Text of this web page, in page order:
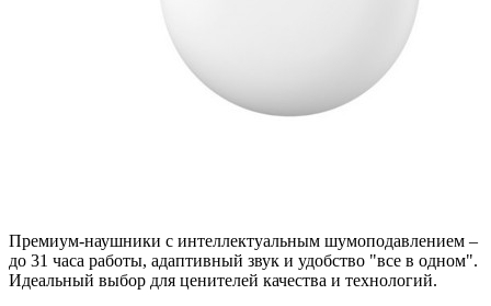
Премиум-наушники с интеллектуальным шумоподавлением –
до 31 часа работы, адаптивный звук и удобство "все в одном".
Идеальный выбор для ценителей качества и технологий.